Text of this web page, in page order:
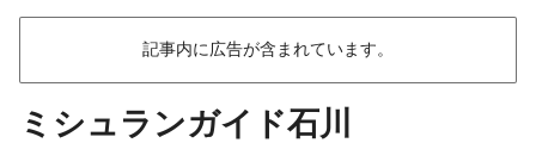
記事内に広告が含まれています。
ミシュランガイド石川